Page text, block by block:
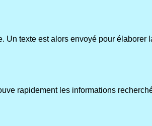
texte est alors envoyé pour élaborer
rapidement les informations